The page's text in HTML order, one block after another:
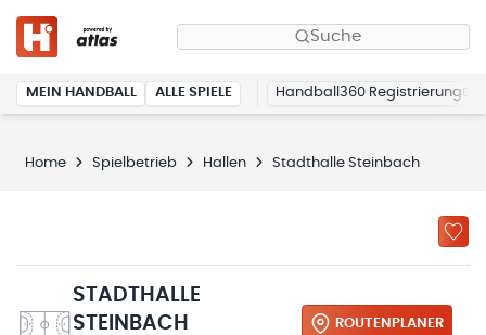
Suche
MEIN HANDBALL ALLE SPIELE Handball360 Registrierung
Home Spielbetrieb Hallen Stadthalle Steinbach
STADTHALLE
STEINBACH
ROUTENPLANER